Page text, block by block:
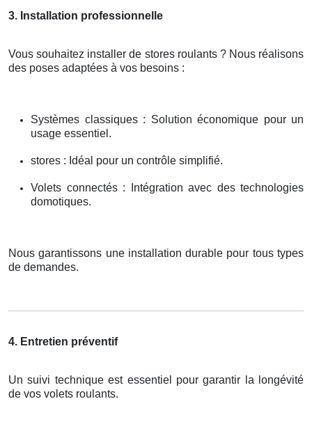
3. Installation professionnelle
Vous souhaitez installer de stores roulants ? Nous réalisons
des poses adaptées à vos besoins :
Systèmes classiques : Solution économique pour un
usage essentiel.
stores : Idéal pour un contrôle simplifié.
Volets connectés : Intégration avec des technologies
domotiques.
Nous garantissons une installation durable pour tous types
de demandes.
4. Entretien préventif
Un suivi technique est essentiel pour garantir la longévité
de vos volets roulants.